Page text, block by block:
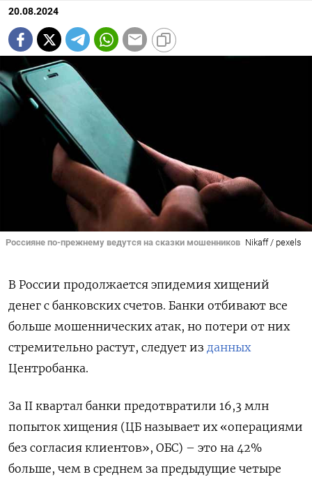
20.08.2024
Россияне по-прежнему ведутся на сказки мошенников Nikaff / pexels
В России продолжается эпидемия хищений
денег с банковских счетов. Банки отбивают все
больше мошеннических атак, но потери от них
стремительно растут, следует из данных
Центробанка.
За II квартал банки предотвратили 16,3 млн
попыток хищения (ЦБ называет их «операциями
без согласия клиентов», ОБС) – это на 42%
больше, чем в среднем за предыдущие четыре